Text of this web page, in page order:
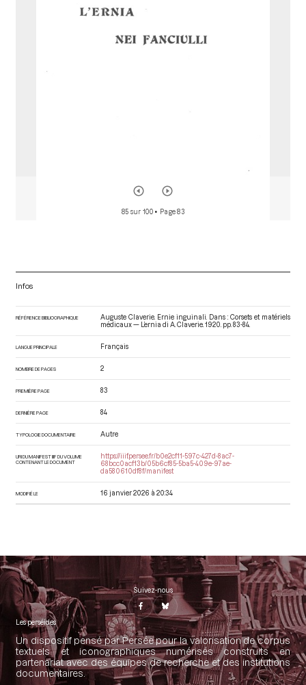
85 sur 100 • Page 83
Infos
RÉFÉRENCE BIBLIOGRAPHIQUE
Auguste Claverie. Ernie inguinali. Dans : Corsets et matériels
médicaux — L’ernia di A. Claverie . 1920. pp. 83-84.
LANGUE PRINCIPALE Français
NOMBRE DE PAGES 2
PREMIÈRE PAGE 83
DERNIÈRE PAGE 84
TYPOLOGIE DOCUMENTAIRE Autre
URI DU MANIFEST IIIF DU VOLUME
CONTENANT LE DOCUMENT
https://iiif.persee.fr/b0e2cf11-597c-427d-8ac7-
68bcc0acf13b/05b6cf85-5ba5-409e-97ae-
da580610df8f/manifest
MODIFIÉ LE 16 janvier 2026 à 20:34
Suivez-nous
Les perséides
Un dispositif pensé par Persée pour la valorisation de corpus
textuels et iconographiques numérisés construits en
partenariat avec des équipes de recherche et des institutions
documentaires.